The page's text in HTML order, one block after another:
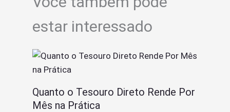
estar interessado
Quanto o Tesouro Direto Rende Por
Mês na Prática